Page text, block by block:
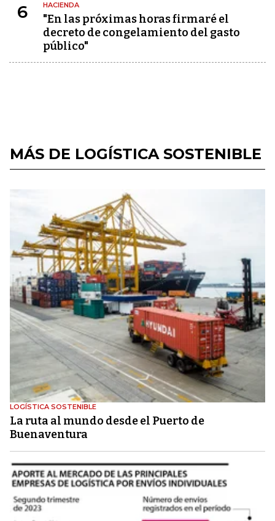
6 HACIENDA
"En las próximas horas firmaré el
decreto de congelamiento del gasto
público"
MÁS DE LOGÍSTICA SOSTENIBLE
LOGÍSTICA SOSTENIBLE
La ruta al mundo desde el Puerto de
Buenaventura